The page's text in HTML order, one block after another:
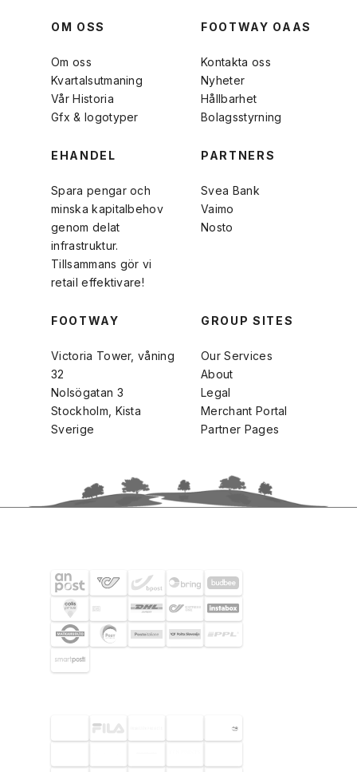
OM OSS
Om oss
Kvartalsutmaning
Vår Historia
Gfx & logotyper
FOOTWAY OAAS
Kontakta oss
Nyheter
Hållbarhet
Bolagsstyrning
EHANDEL
Spara pengar och
minska kapitalbehov
genom delat
infrastruktur.
Tillsammans gör vi
retail effektivare!
PARTNERS
Svea Bank
Vaimo
Nosto
FOOTWAY
Victoria Tower, våning
32
Nolsögatan 3
Stockholm, Kista
Sverige
GROUP SITES
Our Services
About
Legal
Merchant Portal
Partner Pages